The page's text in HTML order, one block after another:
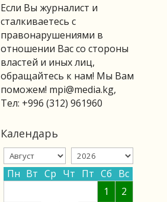
Если Вы журналист и
сталкиваетесь с
правонарушениями в
отношении Вас со стороны
властей и иных лиц,
обращайтесь к нам! Мы Вам
поможем! mpi@media.kg,
Тел: +996 (312) 961960
Календарь
Пн Вт Ср Чт Пт Сб Вс
1
2